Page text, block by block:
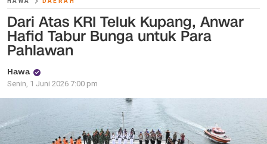
Dari Atas KRI Teluk Kupang, Anwar
Hafid Tabur Bunga untuk Para
Pahlawan
Hawa
Senin, 1 Juni 2026 7:00 pm